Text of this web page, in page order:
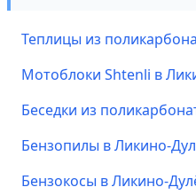
Теплицы из
Мотоблоки Shtenli в
Беседки из
Бензопилы в Ликино-
Бензокосы в Ликино-